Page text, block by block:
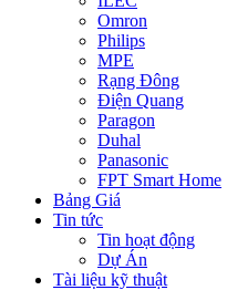
Omron
Philips
MPE
Rạng Đông
Điện Quang
Paragon
Duhal
Panasonic
FPT Smart Home
Bảng Giá
Tin tức
Tin hoạt động
Dự Án
Tài liệu kỹ thuật